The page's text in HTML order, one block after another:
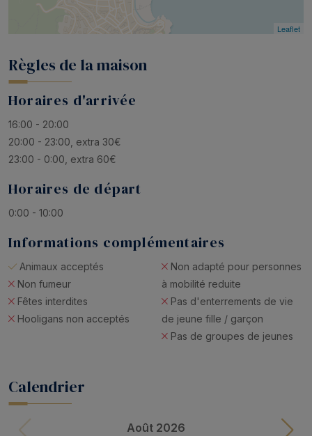
Leaflet
Règles de la maison
Horaires d'arrivée
16:00 - 20:00
20:00 - 23:00, extra 30€
23:00 - 0:00, extra 60€
Horaires de départ
0:00 - 10:00
Informations complémentaires
Animaux acceptés
Non fumeur
Fêtes interdites
Hooligans non acceptés
à mobilité reduite
de jeune fille / garçon
Pas de groupes de jeunes
Calendrier
Août 2026